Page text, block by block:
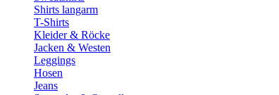
Shirts langarm
T-Shirts
Kleider & Röcke
Jacken & Westen
Leggings
Hosen
Jeans